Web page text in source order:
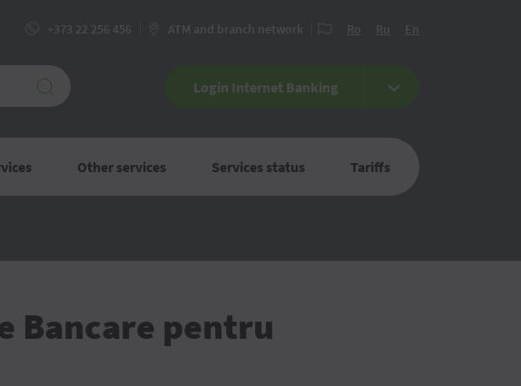
+373 22 256 456 ATM and branch network Ro Ru En
Login Internet Banking
Other services Services status Tariffs
Bancare pentru